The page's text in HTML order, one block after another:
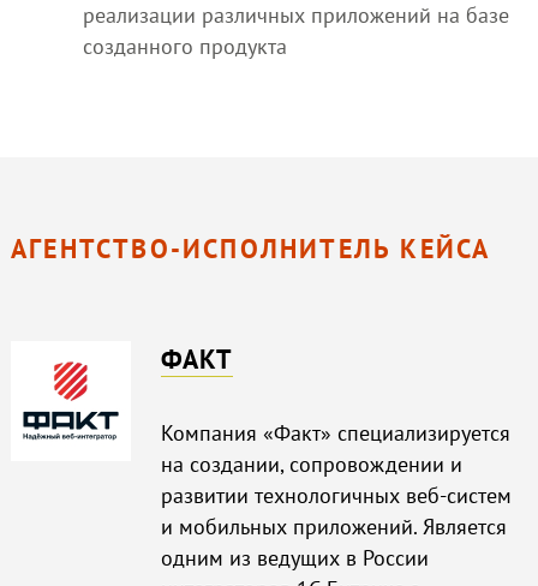
реализации различных приложений на базе
созданного продукта
АГЕНТСТВО-ИСПОЛНИТЕЛЬ КЕЙСА
ФАКТ
Компания «Факт» специализируется
на создании, сопровождении и
развитии технологичных веб-систем
и мобильных приложений. Является
одним из ведущих в России